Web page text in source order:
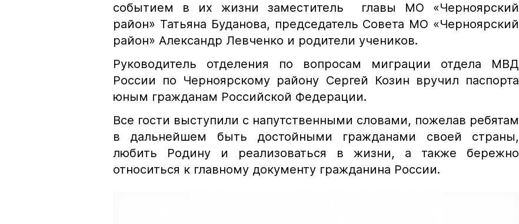
событием в их жизни заместитель главы МО «Черноярский
район» Татьяна Буданова, председатель Совета МО «Черноярский
район» Александр Левченко и родители учеников.
Руководитель отделения по вопросам миграции отдела МВД
России по Черноярскому району Сергей Козин вручил паспорта
юным гражданам Российской Федерации.
Все гости выступили с напутственными словами, пожелав ребятам
в дальнейшем быть достойными гражданами своей страны,
любить Родину и реализоваться в жизни, а также бережно
относиться к главному документу гражданина России.